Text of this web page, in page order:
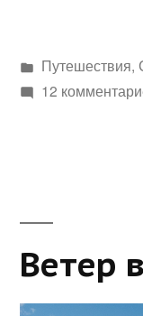
Написано
в
Путешествия,
12
Ветер